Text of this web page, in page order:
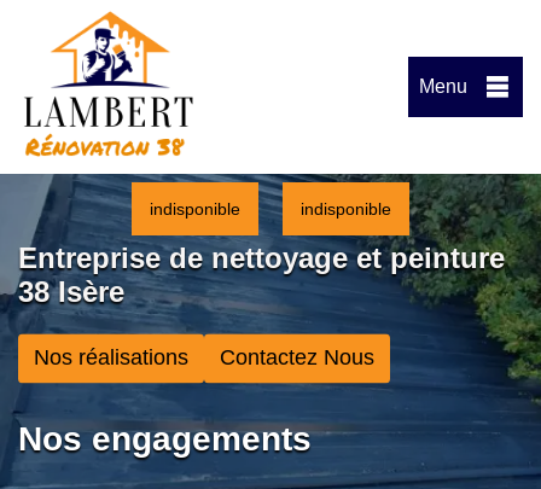
Menu
indisponible indisponible
Entreprise de nettoyage et peinture
38 Isère
Nos réalisations Contactez Nous
Nos engagements